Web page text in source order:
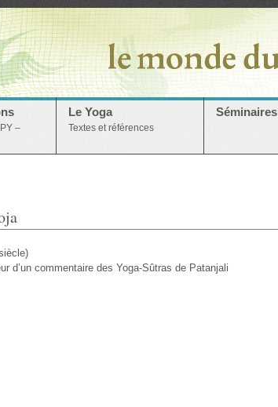
–
Le Yoga
Textes et références
Séminaires
d’un commentaire des Yoga-Sûtras de Patanjali